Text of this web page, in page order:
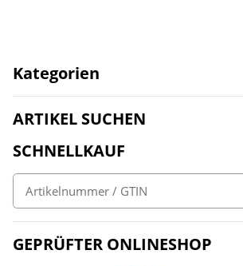
Kategorien
ARTIKEL SUCHEN
SCHNELLKAUF
GEPRÜFTER ONLINESHOP